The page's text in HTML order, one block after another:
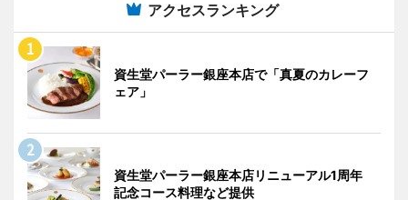
アクセスランキング
資生堂パーラー銀座本店で「真夏のカレーフ
ェア」
資生堂パーラー銀座本店リニューアル1周年
記念コース料理など提供